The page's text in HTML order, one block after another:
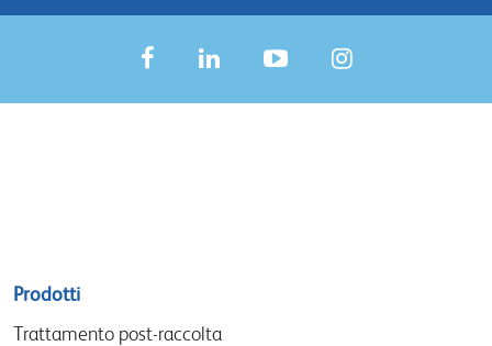
Sitemap
menu
Prodotti
Trattamento post-raccolta